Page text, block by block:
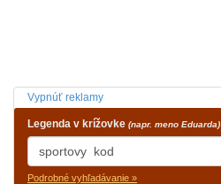
Vypnúť reklamy
Legenda v krížovke (napr. meno Eduarda)
Podrobné vyhľadávanie »